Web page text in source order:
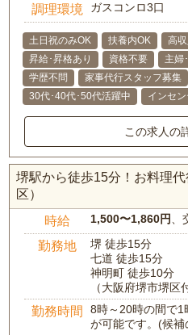
調理環境 ガスコンロ3口
土日祝のみOK 扶養内OK 高
昇給･昇格あり
資格不要 主婦
学歴不問
家事代行スタッフ募集
30代･40代･50代活躍中
インセ
この求人の
堺駅から徒歩15分！お料理
区）
時給 1,500〜1,860円
勤務地
堺 徒歩15分
七道 徒歩15分
神明町 徒歩10分
（大阪府堺市堺区
勤務時間
8時～20時の間で1
が可能です。(候